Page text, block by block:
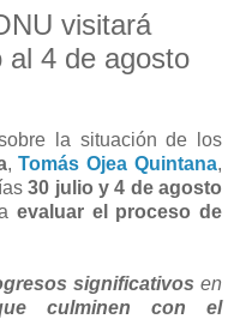
visitará
al 4 de agosto
la situación de los
,Tomás Ojea Quintana,
30 julio y 4 de agosto
evaluar el proceso de
significativos en
culminen con el